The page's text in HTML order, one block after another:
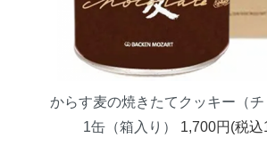
からす麦の焼きたてクッキー（チ
1缶（箱入り）
1,700円(税込